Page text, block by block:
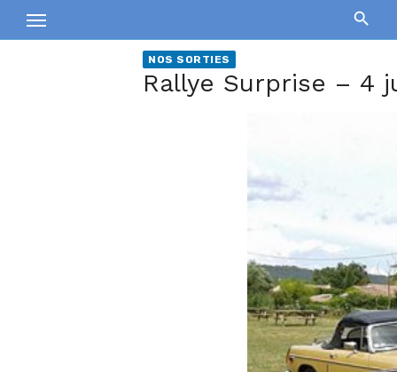
to
NOS SORTIES
Rallye Surprise – 4